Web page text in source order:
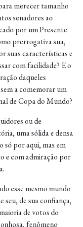
merecer tamanho
senadores ao
por um Presente
prerrogativa sua,
suas características e
com facilidade? E o
daqueles
a comemorar um
de Copa do Mundo?
ou de
uma sólida e densa
só por aqui, mas em
e com admiração por
esse mesmo mundo
seu, de sua confiança,
de votos do
fenômeno